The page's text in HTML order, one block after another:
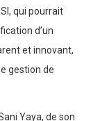
qui pourrait
d’un
et innovant,
gestion de
Yaya, de son